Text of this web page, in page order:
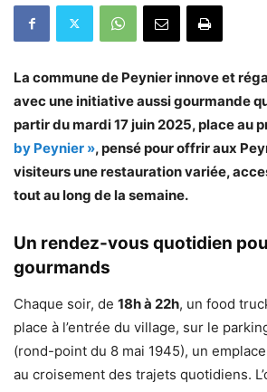
La commune de Peynier innove et
avec une initiative aussi gourmande
partir du mardi 17 juin 2025, place au
by Peynier », pensé pour offrir aux
visiteurs une restauration variée,
tout au long de la semaine.
Un rendez-vous quotidien
gourmands
Chaque soir, de 18h à 22h, un food
place à l’entrée du village, sur le
(rond-point du 8 mai 1945), un
au croisement des trajets quotidiens.